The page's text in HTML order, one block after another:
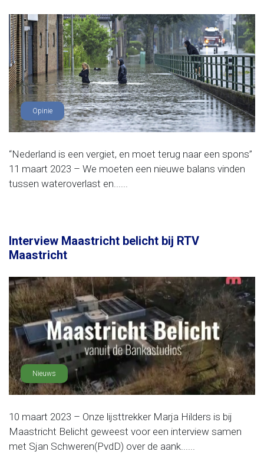
Opinie
“Nederland is een vergiet, en moet terug naar een spons”
11 maart 2023 – We moeten een nieuwe balans vinden
tussen wateroverlast en......
Interview Maastricht belicht bij RTV
Maastricht
Nieuws
10 maart 2023 – Onze lijsttrekker Marja Hilders is bij
Maastricht Belicht geweest voor een interview samen
met Sjan Schweren(PvdD) over de aank......